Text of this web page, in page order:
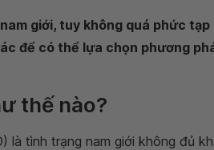
giới, tuy không quá phức
để có thể lựa chọn phương
thế nào?
là tình trạng nam giới không đủ